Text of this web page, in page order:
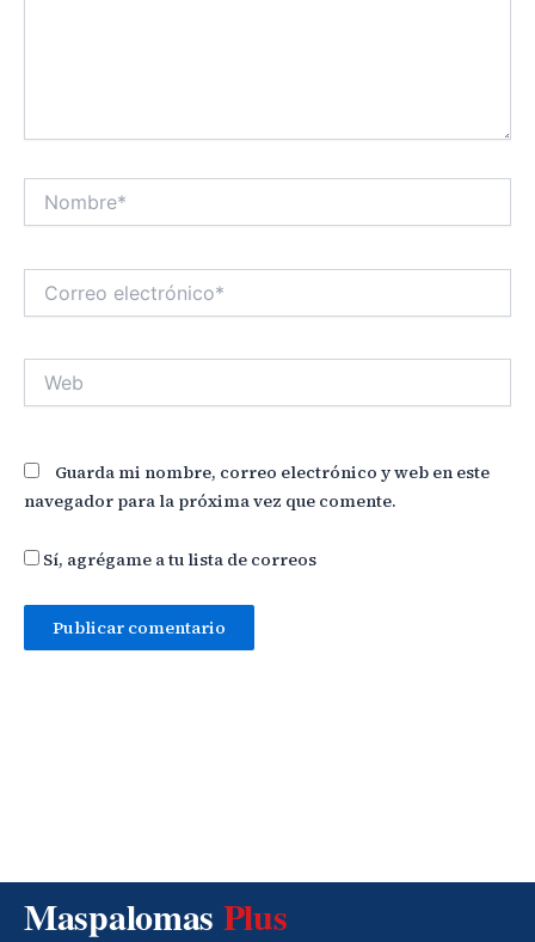
Nombre*
electrónico*
Web
Guarda mi nombre, correo electrónico y web en este
navegador para la próxima vez que comente.
Sí, agrégame a tu lista de correos
Maspalomas Plus